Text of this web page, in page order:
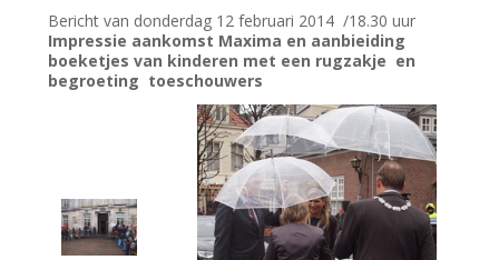
Bericht van donderdag 12 februari 2014 /18.30 uur
Impressie aankomst Maxima en aanbieiding
boeketjes van kinderen met een rugzakje en
begroeting toeschouwers